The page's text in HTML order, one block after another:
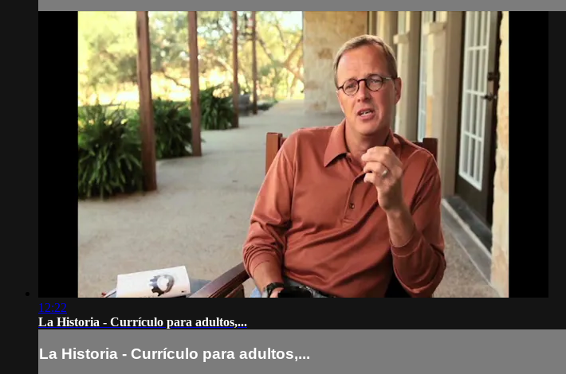
12:22
La Historia - Currículo para adultos,...
La Historia - Currículo para adultos,...